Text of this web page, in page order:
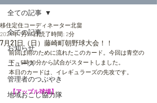
全ての記事
お知らせ
ニュース
管理者のつぶやき
地域おこし協力隊
全ての記事
7月21日（日）藤崎町朝野球大会！！
移住定住コーディネーター北畠
2024年7月23日読了時間: 2分
前回は雨のために流れたこのカード。今回は青空の
下、 5時30分から試合がスタートしました。
本日のカードは、イレギュラーズの先攻です。
【アップル球場】